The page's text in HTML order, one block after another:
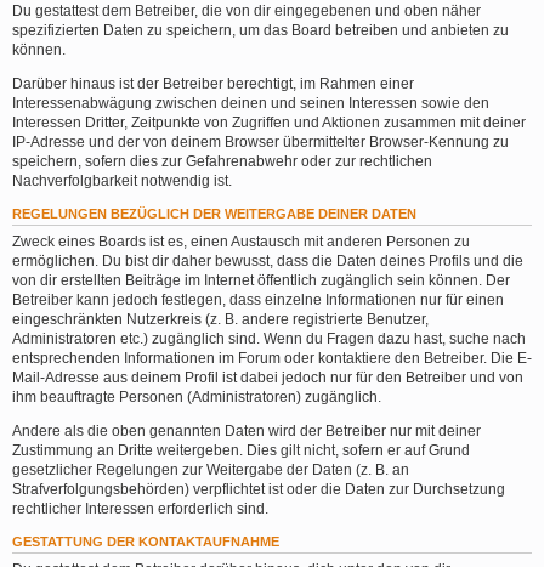
Du gestattest dem Betreiber, die von dir eingegebenen und oben näher
spezifizierten Daten zu speichern, um das Board betreiben und anbieten zu
können.
Darüber hinaus ist der Betreiber berechtigt, im Rahmen einer
Interessenabwägung zwischen deinen und seinen Interessen sowie den
Interessen Dritter, Zeitpunkte von Zugriffen und Aktionen zusammen mit deiner
IP-Adresse und der von deinem Browser übermittelter Browser-Kennung zu
speichern, sofern dies zur Gefahrenabwehr oder zur rechtlichen
Nachverfolgbarkeit notwendig ist.
REGELUNGEN BEZÜGLICH DER WEITERGABE DEINER DATEN
Zweck eines Boards ist es, einen Austausch mit anderen Personen zu
ermöglichen. Du bist dir daher bewusst, dass die Daten deines Profils und die
von dir erstellten Beiträge im Internet öffentlich zugänglich sein können. Der
Betreiber kann jedoch festlegen, dass einzelne Informationen nur für einen
eingeschränkten Nutzerkreis (z. B. andere registrierte Benutzer,
Administratoren etc.) zugänglich sind. Wenn du Fragen dazu hast, suche nach
entsprechenden Informationen im Forum oder kontaktiere den Betreiber. Die E-
Mail-Adresse aus deinem Profil ist dabei jedoch nur für den Betreiber und von
ihm beauftragte Personen (Administratoren) zugänglich.
Andere als die oben genannten Daten wird der Betreiber nur mit deiner
Zustimmung an Dritte weitergeben. Dies gilt nicht, sofern er auf Grund
gesetzlicher Regelungen zur Weitergabe der Daten (z. B. an
Strafverfolgungsbehörden) verpflichtet ist oder die Daten zur Durchsetzung
rechtlicher Interessen erforderlich sind.
GESTATTUNG DER KONTAKTAUFNAHME